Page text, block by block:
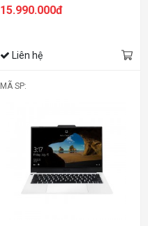
15.990.000đ
Liên hệ
MÃ SP: